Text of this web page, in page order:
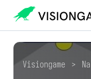
Visiongame >